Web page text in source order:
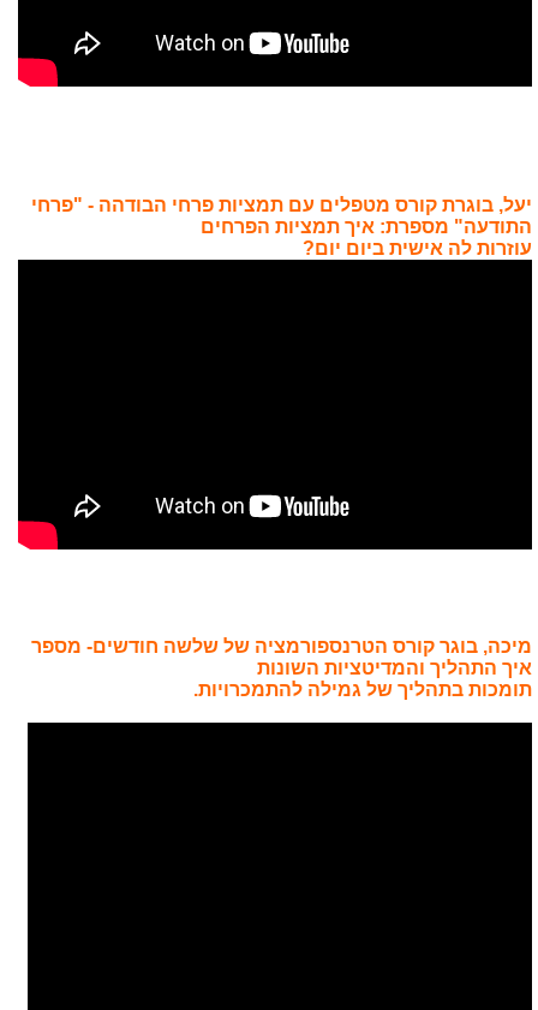
יעל, בוגרת קורס מטפלים עם תמציות פרחי הבודהה - "פרחי
התודעה" מספרת: איך תמציות הפרחים
עוזרות לה אישית ביום יום?
מיכה, בוגר קורס הטרנספורמציה של שלשה חודשים- מספר
איך התהליך והמדיטציות השונות
תומכות בתהליך של גמילה להתמכרויות.